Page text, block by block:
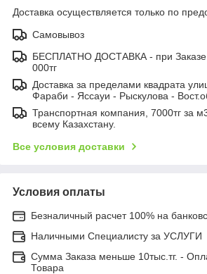
Доставка осуществляется только по
Самовывоз
БЕСПЛАТНО ДОСТАВКА - при Заказе
000тг
Доставка за пределами квадрата
Фараби - Яссауи - Рыскулова -
Транспортная компания, 7000тг за
всему Казахстану.
Все условия доставки
Условия оплаты
Безналичный расчет 100% на
Наличными Специалисту за УСЛУГИ
Сумма Заказа меньше 10тыс.тг. -
Товара